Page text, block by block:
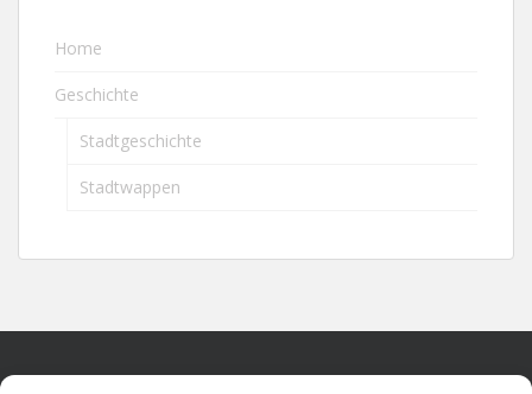
Home
Geschichte
Stadtgeschichte
Stadtwappen